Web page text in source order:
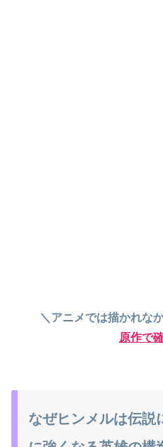
＼アニメでは描かれな
原作で
なぜヒンメルは伝説